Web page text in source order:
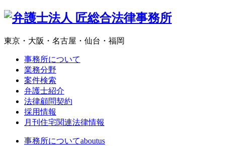
東京・大阪・名古屋・仙台・福岡
事務所について
業務分野
案件検索
弁護士紹介
法律顧問契約
採用情報
月刊住宅関連法律情報
事務所についてaboutus